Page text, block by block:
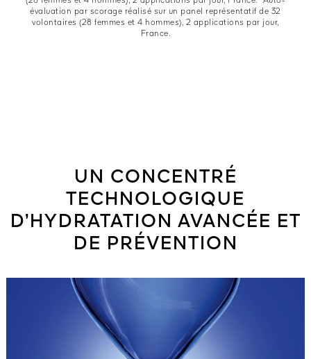
évaluation par scorage réalisé sur un panel représentatif de 32
volontaires (28 femmes et 4 hommes), 2 applications par jour,
France.
UN CONCENTRÉ
TECHNOLOGIQUE
D’HYDRATATION AVANCÉE ET
DE PRÉVENTION